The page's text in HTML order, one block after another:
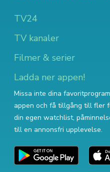
TV24
TV kanaler
Filmer & serier
Ladda ner appen!
Missa inte dina
appen och få tillgång till fler
din egen watchlist,
till en annonsfri upplevelse.